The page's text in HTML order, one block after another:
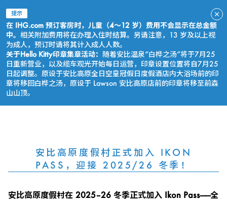
提示
在 IHG.com 预订客房时，儿童（4～12 岁）费用不会显示在总金额
中。 相关附加费用将在办理入住时结算。另请注意，13 岁及以上视
为成人，预订时请将其计入成人人数。
关于Hello Kitty印章集章活动： 随着安比温泉“白桦之汤”将于7月25
日重新营业，以及缆车观光开始每日运营，印章设置位置将自7月25
日起调整。原设于安比高原全日空皇冠假日度假酒店内大浴场前的印
章将移回白桦之汤，原设于 Lawson 安比高原店前的印章将移至前森
山山顶。
安比高原度假村正式加入 IKON
PASS，迎接 2025/26 冬季！
安比高原度假村在 2025–26 冬季正式加入 Ikon Pass——全